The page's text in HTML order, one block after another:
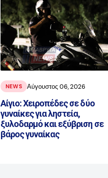
NEWS Αύγουστος 06, 2026
Αίγιο: Χειροπέδες σε δύο
γυναίκες για ληστεία,
ξυλοδαρμό και εξύβριση σε
βάρος γυναίκας